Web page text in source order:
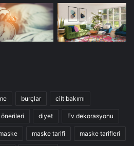
burçlar cilt bakımı
diyet Ev dekorasyonu
maske tarifi maske tarifleri